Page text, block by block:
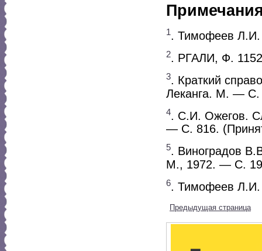
1. Тимофеев Л.И.
2. РГАЛИ, Ф.
3. Краткий
Леканга. М. —
4
. С.И. Ожегов.
— С. 816.
5. Виноградов
М., 1972. — С.
6. Тимофеев Л.И.
Предыдущая страница